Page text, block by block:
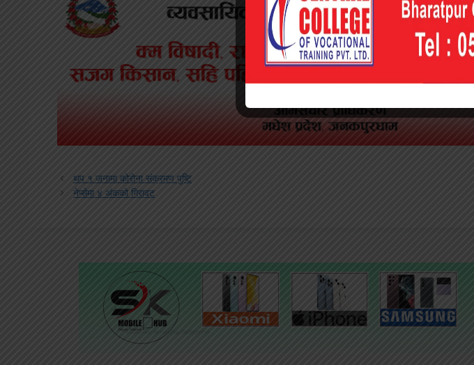
थप १ जनामा कोरोना संक्रमण पुष्टि
नेप्सेमा ४ अंकको गिरावट